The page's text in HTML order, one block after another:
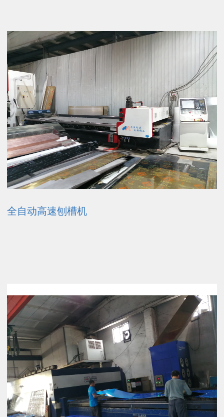
全自动高速刨槽机